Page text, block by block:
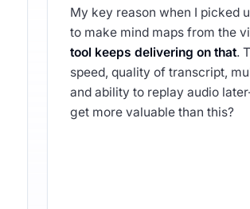
My key reason when I picked
to make mind maps from the
tool keeps delivering on that.
speed, quality of transcript,
and ability to replay audio
get more valuable than this?